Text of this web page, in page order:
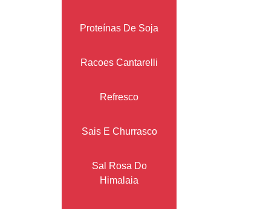
Proteínas De Soja
Racoes Cantarelli
Refresco
Sais E Churrasco
Sal Rosa Do
Himalaia